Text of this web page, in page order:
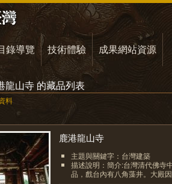
錄導覽 技術體驗 成果網站資源
龍山寺 的藏品列表
料
鹿港龍山寺
主題與關鍵字：台灣建築
描述說明：簡介:台灣清代佛寺
品，戲台內有八角藻井。大殿